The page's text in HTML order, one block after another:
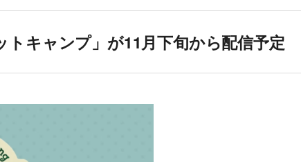
キャンプ」が11月下旬から配信予定